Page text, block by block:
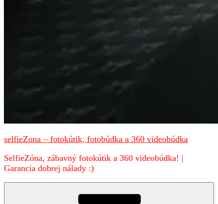
selfieZona – fotokútik, fotobúdka a 360 videobúdka
SelfieZóna, zábavný fotokútik a 360 videobúdka! |
Garancia dobrej nálady :)